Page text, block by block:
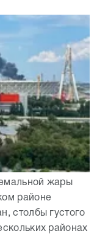
жары
районе
столбы густого
районах